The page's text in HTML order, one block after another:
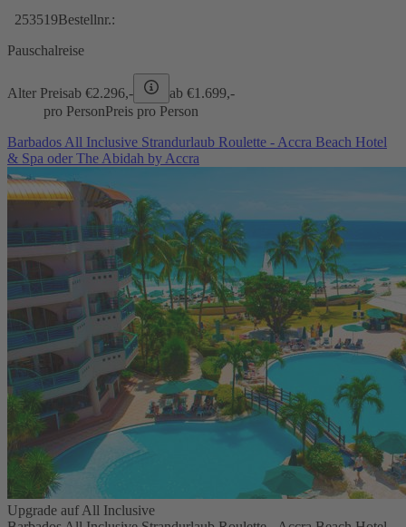
253519Bestellnr.:
Pauschalreise
Alter Preisab €2.296,- ab €1.699,-
pro PersonPreis pro Person
Barbados All Inclusive Strandurlaub Roulette - Accra Beach Hotel
& Spa oder The Abidah by Accra
Upgrade auf All Inclusive